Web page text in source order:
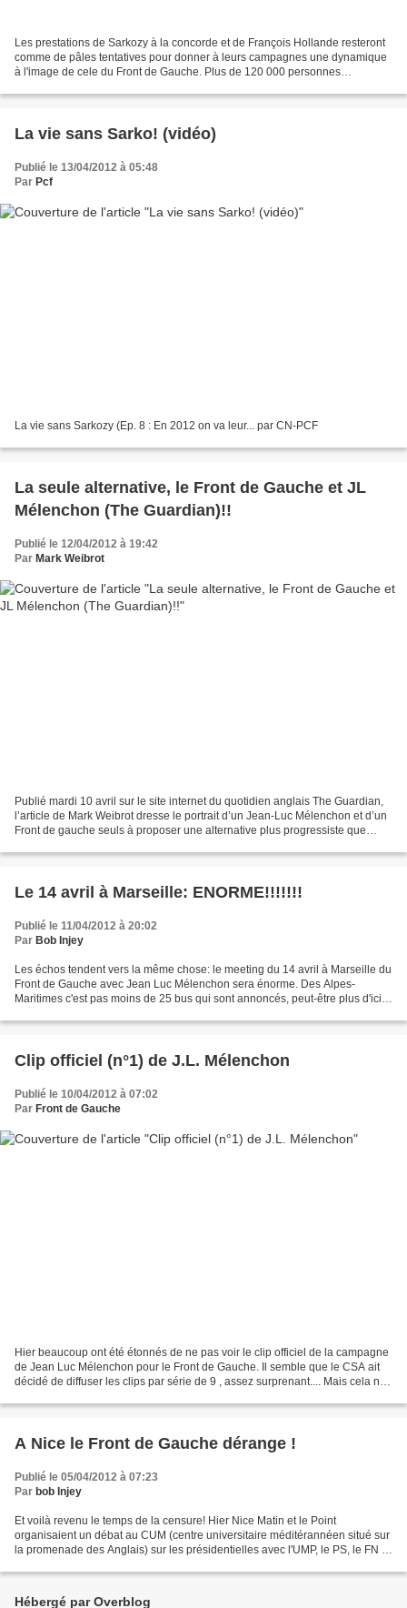
Les prestations de Sarkozy à la concorde et de François Hollande resteront
comme de pâles tentatives pour donner à leurs campagnes une dynamique
à l'image de cele du Front de Gauche. Plus de 120 000 personnes
La vie sans Sarko! (vidéo)
Publié le 13/04/2012 à 05:48
Par Pcf
La vie sans Sarkozy (Ep. 8 : En 2012 on va leur... par CN-PCF
La seule alternative, le Front de Gauche et JL
Mélenchon (The Guardian)!!
Publié le 12/04/2012 à 19:42
Par Mark Weibrot
Publié mardi 10 avril sur le site internet du quotidien anglais The Guardian,
l’article de Mark Weibrot dresse le portrait d’un Jean-Luc Mélenchon et d’un
Front de gauche seuls à proposer une alternative plus progressiste que
Le 14 avril à Marseille: ENORME!!!!!!!
Publié le 11/04/2012 à 20:02
Par Bob Injey
Les échos tendent vers la même chose: le meeting du 14 avril à Marseille du
Front de Gauche avec Jean Luc Mélenchon sera énorme. Des Alpes-
Maritimes c'est pas moins de 25 bus qui sont annoncés, peut-être plus d'ici
Clip officiel (n°1) de J.L. Mélenchon
Publié le 10/04/2012 à 07:02
Par Front de Gauche
Hier beaucoup ont été étonnés de ne pas voir le clip officiel de la campagne
de Jean Luc Mélenchon pour le Front de Gauche. Il semble que le CSA ait
décidé de diffuser les clips par série de 9 , assez surprenant.... Mais cela ne
A Nice le Front de Gauche dérange !
Publié le 05/04/2012 à 07:23
Par bob Injey
Et voilà revenu le temps de la censure! Hier Nice Matin et le Point
organisaient un débat au CUM (centre universitaire méditérannéen situé sur
la promenade des Anglais) sur les présidentielles avec l'UMP, le PS, le FN le
Hébergé par Overblog